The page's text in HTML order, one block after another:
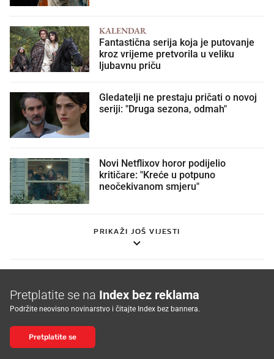
KALENDAR
Fantastična serija koja je putovanje
kroz vrijeme pretvorila u veliku
ljubavnu priču
Gledatelji ne prestaju pričati o novoj
seriji: "Druga sezona, odmah"
Novi Netflixov horor podijelio
kritičare: "Kreće u potpuno
neočekivanom smjeru"
PRIKAŽI JOŠ VIJESTI
Pretplatite se na Index bez reklama
Podržite neovisno novinarstvo i čitajte Index bez bannera.
Pretplatite se